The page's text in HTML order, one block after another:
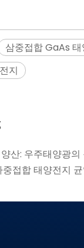
삼중접합 GaAs
지
산: 우주태양광의
접합 태양전지